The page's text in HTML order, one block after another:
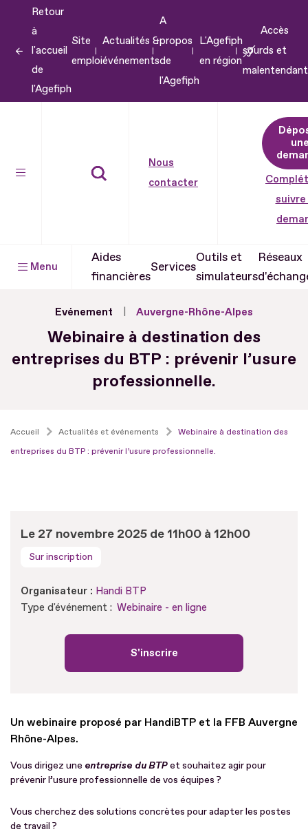
contenu
Retour
à
l'accueil
de
l'Agefiph
Site
emploi
Actualités &
événements
A
propos
de
l'Agefiph
L'Agefiph
en région
Accès
sourds et
Nous
contacter
suivre
Menu
Aides
financières
Services
Outils et
simulateurs
Réseaux
Evénement Auvergne-Rhône-Alpes
Webinaire à destination des
entreprises du BTP : prévenir l’usure
professionnelle.
Accueil Actualités et événements
Webinaire à destination des
entreprises du BTP : prévenir l’usure professionnelle.
Le 27 novembre 2025 de 11h00 à 12h00
Sur inscription
Organisateur : Handi BTP
Type d'événement : Webinaire - en ligne
S'inscrire
Un webinaire proposé par HandiBTP et la FFB Auvergne
Rhône-Alpes.
Vous dirigez une entreprise du BTPet souhaitez agir pour
prévenir l’usure professionnelle de vos équipes ?
Vous cherchez des solutions concrètes pour adapter les postes
de travail ?